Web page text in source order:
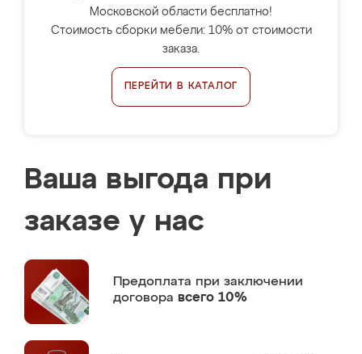
Московской области бесплатно!
Стоимость сборки мебели: 10% от стоимости
заказа.
ПЕРЕЙТИ В КАТАЛОГ
Ваша выгода при
заказе у нас
Предоплата при заключении
договора всего 10%